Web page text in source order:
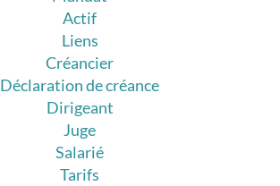
Actif
Liens
Créancier
Déclaration de créance
Dirigeant
Juge
Salarié
Tarifs